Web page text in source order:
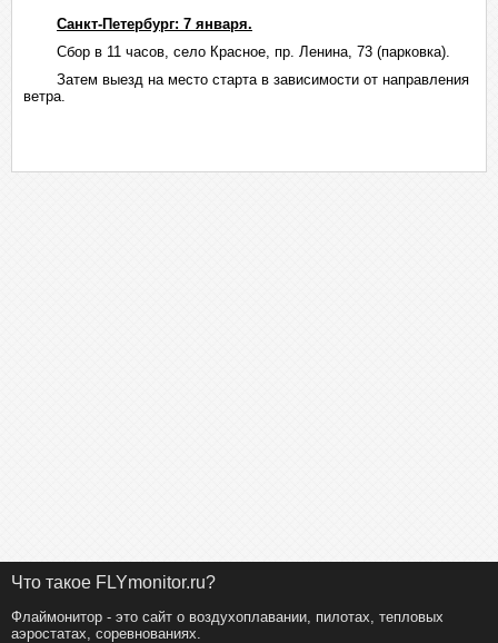
Санкт-Петербург: 7 января.
Сбор в 11 часов, село Красное, пр. Ленина, 73 (парковка).
Затем выезд на место старта в зависимости от направления
ветра.
Что такое FLYmonitor.ru?
Флаймонитор - это сайт о воздухоплавании, пилотах, тепловых
аэростатах, соревнованиях.